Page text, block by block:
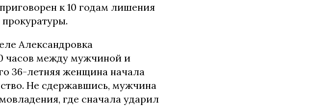
к 10 годам лишения
Александровка
часов между мужчиной и
36-летняя женщина начала
Не сдержавшись, мужчина
где сначала ударил